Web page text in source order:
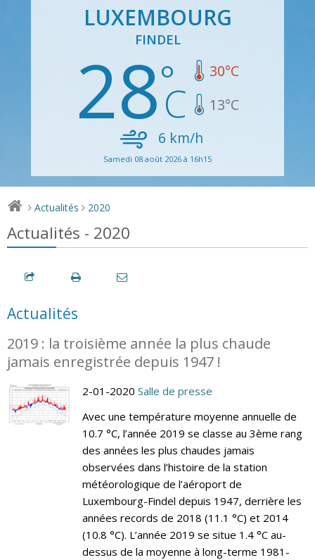
LUXEMBOURG
FINDEL
28 30°C
13°C
6 km/h
Samedi 08 août 2026 à 16h15
> Actualités > 2020
Actualités - 2020
Actualités
2019 : la troisième année la plus chaude
jamais enregistrée depuis 1947 !
2-01-2020 Salle de presse
Avec une température moyenne annuelle de
10.7 °C, l’année 2019 se classe au 3ème rang
des années les plus chaudes jamais
observées dans l’histoire de la station
météorologique de l’aéroport de
Luxembourg-Findel depuis 1947, derrière les
années records de 2018 (11.1 °C) et 2014
(10.8 °C). L’année 2019 se situe 1.4 °C au-
dessus de la moyenne à long-terme 1981-